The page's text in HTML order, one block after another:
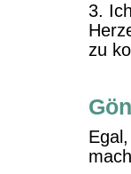
3.
zu